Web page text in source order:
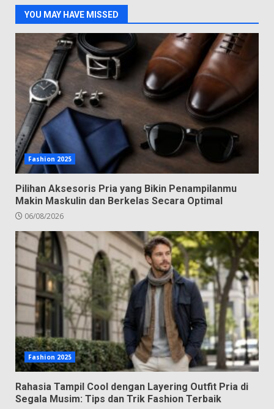
YOU MAY HAVE MISSED
Fashion 2025
Pilihan Aksesoris Pria yang Bikin Penampilanmu
Makin Maskulin dan Berkelas Secara Optimal
06/08/2026
Fashion 2025
Rahasia Tampil Cool dengan Layering Outfit Pria di
Segala Musim: Tips dan Trik Fashion Terbaik